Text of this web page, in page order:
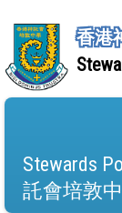
香港
Stewards
託會培敦